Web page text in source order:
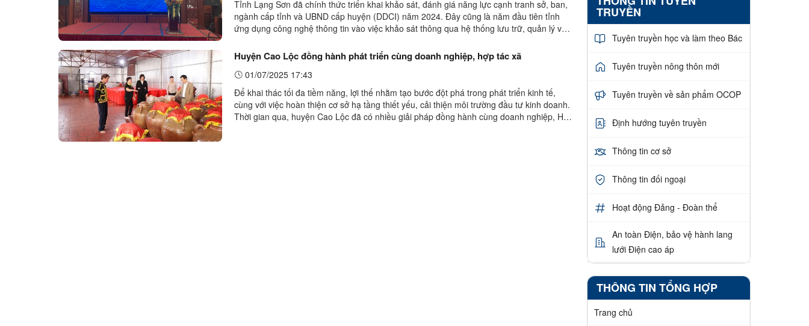
Tỉnh Lạng Sơn đã chính thức triển khai khảo sát, đánh giá năng lực cạnh tranh sở, ban,
ngành cấp tỉnh và UBND cấp huyện (DDCI) năm 2024. Đây cũng là năm đầu tiên tỉnh
ứng dụng công nghệ thông tin vào việc khảo sát thông qua hệ thống lưu trữ, quản lý và
Huyện Cao Lộc đồng hành phát triển cùng doanh nghiệp, hợp tác xã
01/07/2025 17:43
Để khai thác tối đa tiềm năng, lợi thế nhằm tạo bước đột phá trong phát triển kinh tế,
cùng với việc hoàn thiện cơ sở hạ tầng thiết yếu, cải thiện môi trường đầu tư kinh doanh.
Thời gian qua, huyện Cao Lộc đã có nhiều giải pháp đồng hành cùng doanh nghiệp, HTX
TRUYỀN
Tuyên truyền học và làm theo Bác
Tuyên truyền nông thôn mới
Tuyên truyền về sản phẩm OCOP
Định hướng tuyên truyền
Thông tin cơ sở
Thông tin đối ngoại
Hoạt động Đảng - Đoàn thể
An toàn Điện, bảo vệ hành lang
lưới Điện cao áp
THÔNG TIN TỔNG HỢP
Trang chủ